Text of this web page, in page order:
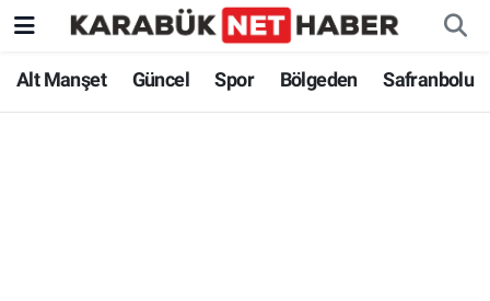
Alt Manşet Güncel Spor Bölgeden Safranbolu